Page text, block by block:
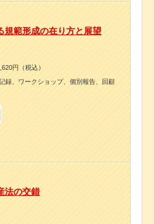
規範形成の在り方と展望
円（税込）
録、ワークショップ、個別報告、回顧
法の交錯